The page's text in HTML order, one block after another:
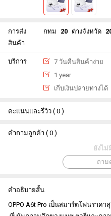
การส่ง
สินค้า
กทม 20 ต่างจังหวัด
บริการ
7 วันคืนสินค้าง่าย
1 year
เกีบเงินปลายทางได้
คะแนนและรีวิว ( 0 )
คำถามลูกค้า ( 0 )
ยังไม่
ถาม
คำอธิบายสั้น
OPPO A6t Pro เป็นสมาร์ตโฟนราคา